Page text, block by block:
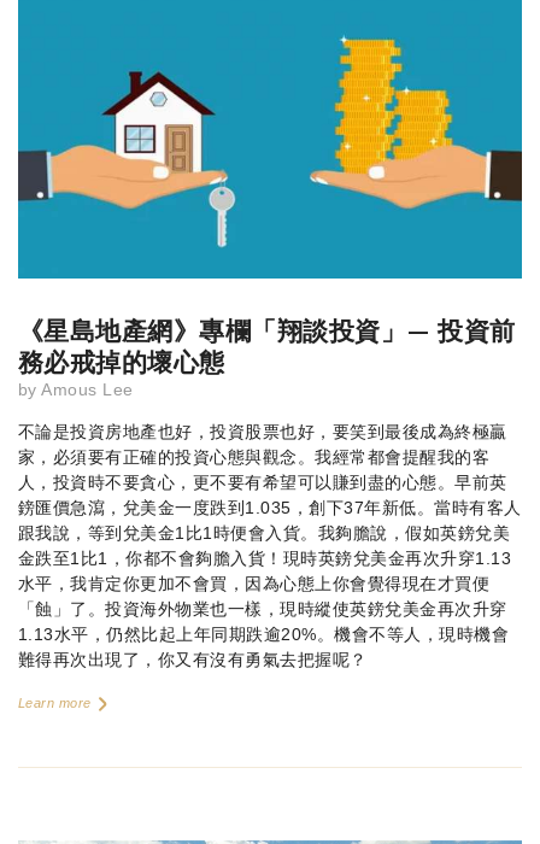
《星島地產網》專欄「翔談投資」— 投資前
務必戒掉的壞心態
by Amous Lee
不論是投資房地產也好，投資股票也好，要笑到最後成為終極贏
家，必須要有正確的投資心態與觀念。我經常都會提醒我的客
人，投資時不要貪心，更不要有希望可以賺到盡的心態。早前英
鎊匯價急瀉，兌美金一度跌到1.035，創下37年新低。當時有客人
跟我說，等到兌美金1比1時便會入貨。我夠膽說，假如英鎊兌美
金跌至1比1，你都不會夠膽入貨！現時英鎊兌美金再次升穿1.13
水平，我肯定你更加不會買，因為心態上你會覺得現在才買便
「蝕」了。投資海外物業也一樣，現時縱使英鎊兌美金再次升穿
1.13水平，仍然比起上年同期跌逾20%。機會不等人，現時機會
難得再次出現了，你又有沒有勇氣去把握呢？
Learn more